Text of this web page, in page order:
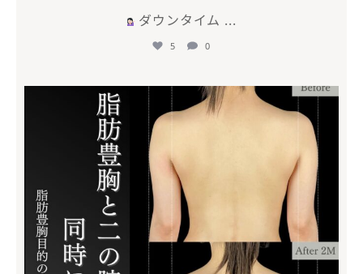
ダウンタイム ...
5 0
mycli.ebisu
4月 28